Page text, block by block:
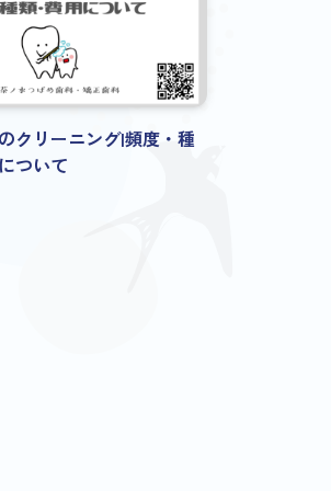
クリーニング|頻度・種
ついて